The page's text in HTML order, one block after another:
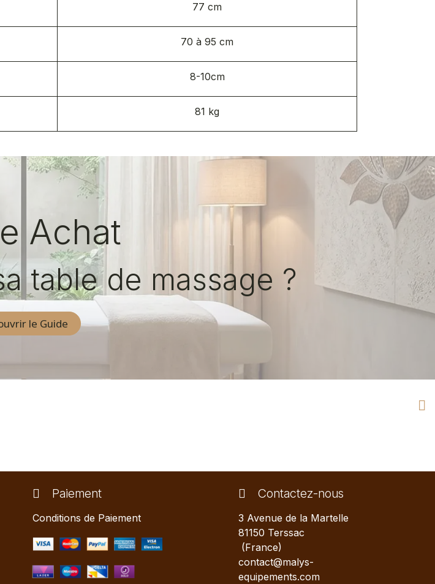
77 cm
70 à 95 cm
8-10cm
81 kg​
Achat
table de massage ?
le Guide
Paiement
Conditions de Paiement
Contactez-nous
3 Avenue de la Martelle
81150 Terssac
(France)
contact@malys-
equipements.com